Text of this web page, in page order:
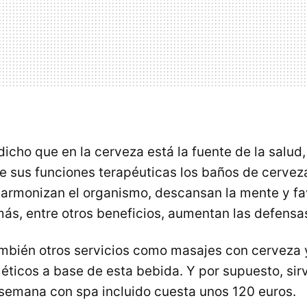
que en la cerveza está la fuente de la
sus funciones terapéuticas los baños de
el organismo, descansan la mente y
entre otros beneficios, aumentan las
otros servicios como masajes con cerveza
a base de esta bebida. Y por supuesto,
con spa incluido cuesta unos 120 euros.